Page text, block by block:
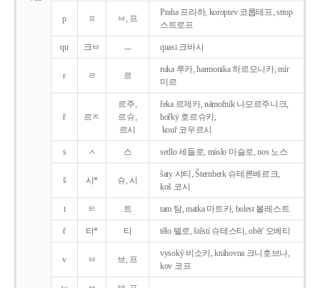
p ㅍ ㅂ, 프
Praha 프라하, koroptev 코롭테프, strop
스트로프
qu 크ㅂ ㅡ quasi 크바시
r ㄹ 르
ruka 루카, harmonika 하르모니카, mír
미르
ř 르ㅈ
르주,
르슈,
르시
řeka 르제카, námořník 나모르주니크,
hořký 호르슈키,
kouř 코우르시
s ㅅ 스 sedlo 세들로, máslo 마슬로, nos 노스
š 시* 슈, 시
šaty 샤티, Šternberk 슈테른베르크,
koš 코시
t ㅌ 트 tam 탐, matka 마트카, bolest 볼레스트
t' 티* 티 tělo 텔로, štěstí 슈테스티, obět' 오베티
v ㅂ 브, 프
vysoký 비소키, knihovna 크니호브나,
kov 코프